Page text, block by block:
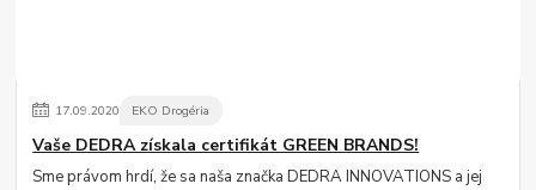
17.09.2020 EKO Drogéria
Vaše DEDRA získala certifikát GREEN BRANDS!
Sme právom hrdí, že sa naša značka DEDRA INNOVATIONS a jej